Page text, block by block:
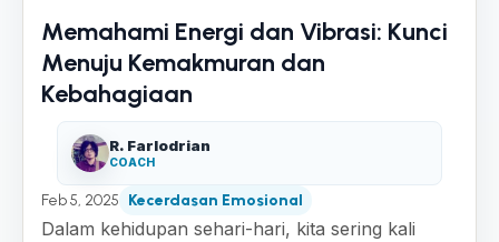
Memahami Energi dan Vibrasi: Kunci
Menuju Kemakmuran dan
Kebahagiaan
R. Farlodrian
COACH
Feb 5, 2025 Kecerdasan Emosional
Dalam kehidupan sehari-hari, kita sering kali